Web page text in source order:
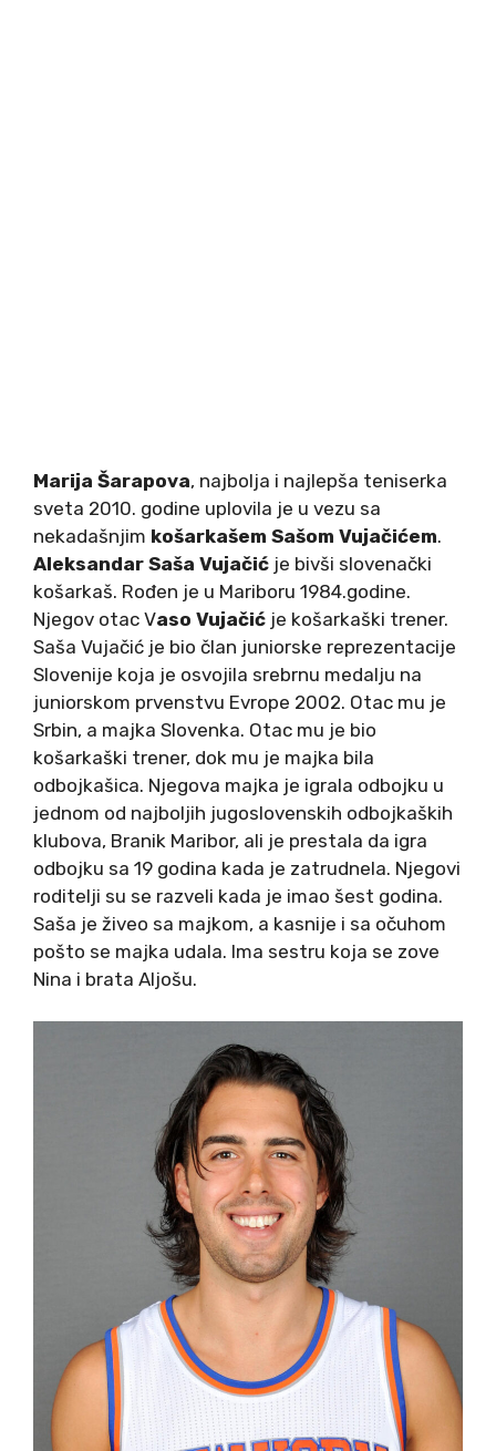
Marija Šarapova, najbolja i najlepša teniserka
sveta 2010. godine uplovila je u vezu sa
nekadašnjim košarkašem Sašom Vujačićem.
Aleksandar Saša Vujačić je bivši slovenački
košarkaš. Rođen je u Mariboru 1984.godine.
Njegov otac Vaso Vujačić je košarkaški trener.
Saša Vujačić je bio član juniorske reprezentacije
Slovenije koja je osvojila srebrnu medalju na
juniorskom prvenstvu Evrope 2002. Otac mu je
Srbin, a majka Slovenka. Otac mu je bio
košarkaški trener, dok mu je majka bila
odbojkašica. Njegova majka je igrala odbojku u
jednom od najboljih jugoslovenskih odbojkaških
klubova, Branik Maribor, ali je prestala da igra
odbojku sa 19 godina kada je zatrudnela. Njegovi
roditelji su se razveli kada je imao šest godina.
Saša je živeo sa majkom, a kasnije i sa očuhom
pošto se majka udala. Ima sestru koja se zove
Nina i brata Aljošu.